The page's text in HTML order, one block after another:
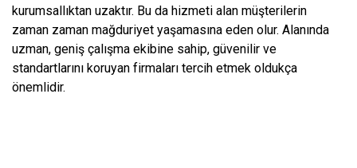
kurumsallıktan uzaktır. Bu da hizmeti alan müşterilerin
zaman zaman mağduriyet yaşamasına eden olur. Alanında
uzman, geniş çalışma ekibine sahip, güvenilir ve
standartlarını koruyan firmaları tercih etmek oldukça
önemlidir.